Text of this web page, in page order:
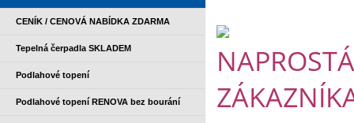
CENÍK / CENOVÁ NABÍDKA ZDARMA
Tepelná čerpadla SKLADEM
Podlahové topení
Podlahové topení RENOVA bez bourání